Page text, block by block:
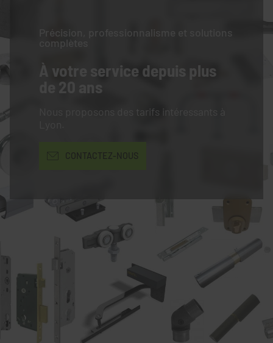
Précision, professionnalisme et solutions
complètes
À votre service depuis plus
de 20 ans
Nous proposons des tarifs intéressants à
CONTACTEZ-NOUS